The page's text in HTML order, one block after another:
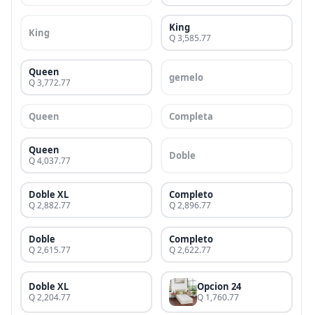
King King
Q 3,585.77
Queen
Q 3,772.77 gemelo
Queen Completa
Queen
Q 4,037.77 Doble
Doble XL
Q 2,882.77
Completo
Q 2,896.77
Doble
Q 2,615.77
Completo
Q 2,622.77
Doble XL
Q 2,204.77
Opcion 24
Q 1,760.77